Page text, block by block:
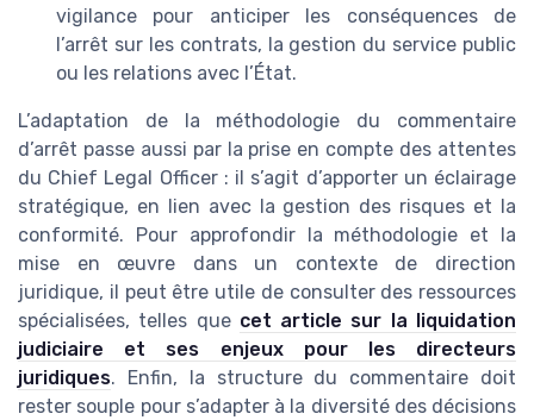
vigilance pour anticiper les conséquences de
l’arrêt sur les contrats, la gestion du service public
ou les relations avec l’État.
L’adaptation de la méthodologie du commentaire
d’arrêt passe aussi par la prise en compte des attentes
du Chief Legal Officer : il s’agit d’apporter un éclairage
stratégique, en lien avec la gestion des risques et la
conformité. Pour approfondir la méthodologie et la
mise en œuvre dans un contexte de direction
juridique, il peut être utile de consulter des ressources
spécialisées, telles que cet article sur la liquidation
judiciaire et ses enjeux pour les directeurs
juridiques. Enfin, la structure du commentaire doit
rester souple pour s’adapter à la diversité des décisions